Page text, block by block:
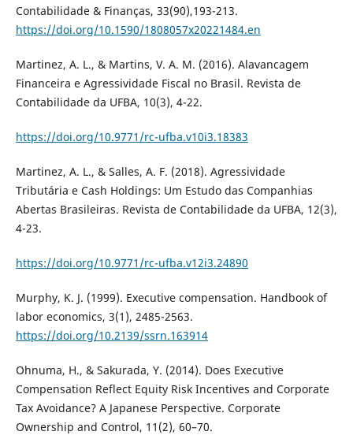
Contabilidade & Finanças, 33(90),193-213.
https://doi.org/10.1590/1808057x20221484.en
Martinez, A. L., & Martins, V. A. M. (2016). Alavancagem
Financeira e Agressividade Fiscal no Brasil. Revista de
Contabilidade da UFBA, 10(3), 4-22.
https://doi.org/10.9771/rc-ufba.v10i3.18383
Martinez, A. L., & Salles, A. F. (2018). Agressividade
Tributária e Cash Holdings: Um Estudo das Companhias
Abertas Brasileiras. Revista de Contabilidade da UFBA, 12(3),
4-23.
https://doi.org/10.9771/rc-ufba.v12i3.24890
Murphy, K. J. (1999). Executive compensation. Handbook of
labor economics, 3(1), 2485-2563.
https://doi.org/10.2139/ssrn.163914
Ohnuma, H., & Sakurada, Y. (2014). Does Executive
Compensation Reflect Equity Risk Incentives and Corporate
Tax Avoidance? A Japanese Perspective. Corporate
Ownership and Control, 11(2), 60–70.